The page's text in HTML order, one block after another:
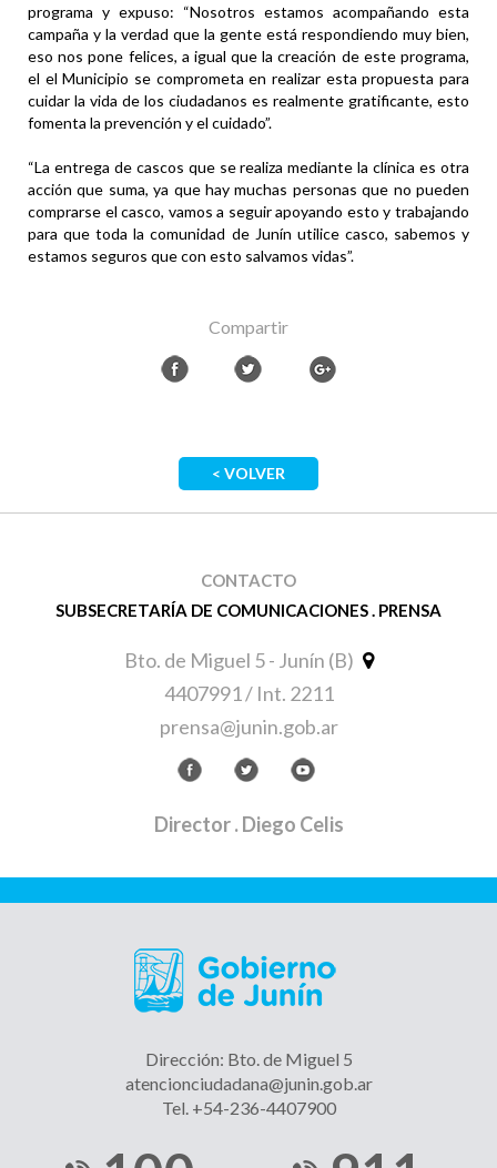
programa y expuso: “Nosotros estamos acompañando esta
campaña y la verdad que la gente está respondiendo muy bien,
eso nos pone felices, a igual que la creación de este programa,
el el Municipio se comprometa en realizar esta propuesta para
cuidar la vida de los ciudadanos es realmente gratificante, esto
fomenta la prevención y el cuidado”.
“La entrega de cascos que se realiza mediante la clínica es otra
acción que suma, ya que hay muchas personas que no pueden
comprarse el casco, vamos a seguir apoyando esto y trabajando
para que toda la comunidad de Junín utilice casco, sabemos y
estamos seguros que con esto salvamos vidas”.
Compartir
< VOLVER
CONTACTO
SUBSECRETARÍA DE COMUNICACIONES . PRENSA
Bto. de Miguel 5 - Junín (B)
4407991 / Int. 2211
prensa@junin.gob.ar
Director. Diego Celis
Dirección: Bto. de Miguel 5
atencionciudadana@junin.gob.ar
Tel. +54-236-4407900